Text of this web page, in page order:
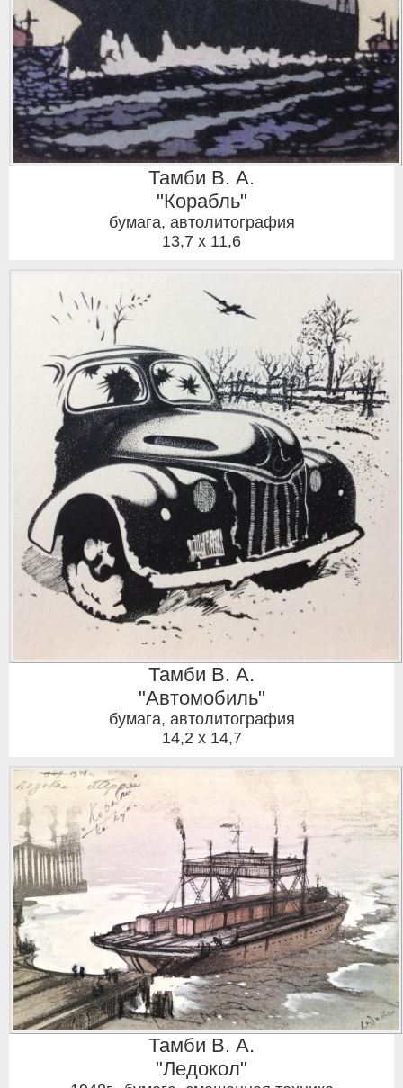
Тамби В. А.
"Корабль"
бумага, автолитография
13,7 x 11,6
Тамби В. А.
"Автомобиль"
бумага, автолитография
14,2 x 14,7
Тамби В. А.
"Ледокол"